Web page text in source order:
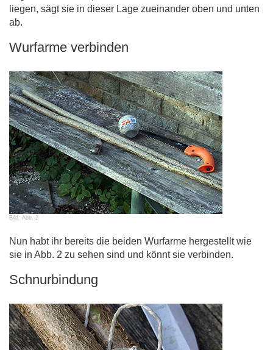
liegen, sägt sie in dieser Lage zueinander oben und unten
ab.
Wurfarme verbinden
Bild: Abb. 2
Nun habt ihr bereits die beiden Wurfarme hergestellt wie
sie in Abb. 2 zu sehen sind und könnt sie verbinden.
Schnurbindung